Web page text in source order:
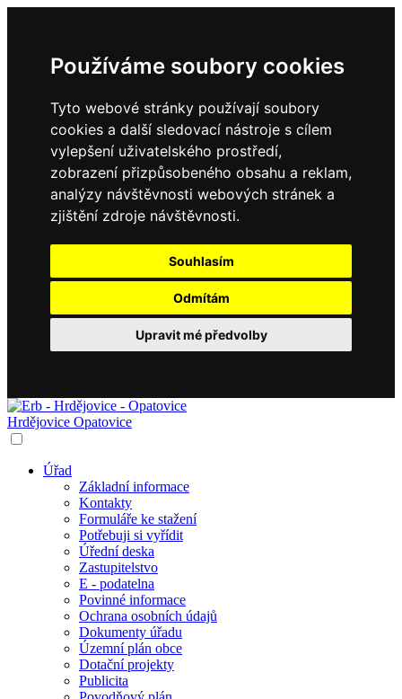
Používáme soubory cookies
Tyto webové stránky používají soubory
cookies a další sledovací nástroje s cílem
vylepšení uživatelského prostředí,
zobrazení přizpůsobeného obsahu a reklam,
analýzy návštěvnosti webových stránek a
zjištění zdroje návštěvnosti.
Souhlasím
Odmítám
Upravit mé předvolby
Hrdějovice Opatovice
Úřad
Základní informace
Kontakty
Formuláře ke stažení
Potřebuji si vyřídit
Úřední deska
Zastupitelstvo
E - podatelna
Povinné informace
Ochrana osobních údajů
Dokumenty úřadu
Územní plán obce
Dotační projekty
Publicita